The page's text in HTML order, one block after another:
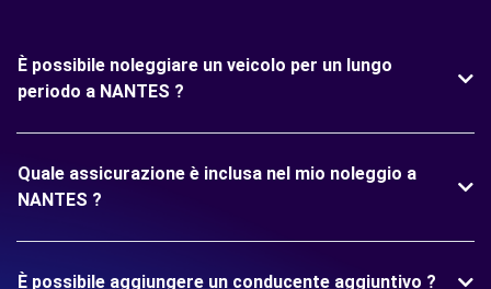
È possibile noleggiare un veicolo per un lungo
periodo a NANTES ?
Quale assicurazione è inclusa nel mio noleggio a
NANTES ?
È possibile aggiungere un conducente aggiuntivo ?